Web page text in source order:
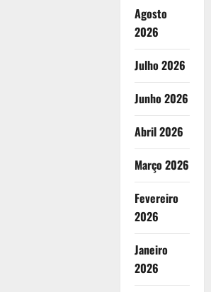
Agosto
2026
Julho 2026
Junho 2026
Abril 2026
Março 2026
Fevereiro
2026
Janeiro
2026